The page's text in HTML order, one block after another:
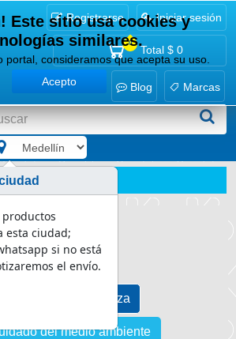
Registrarse Iniciar sesión
0
Total $ 0
Blog Marcas
en limpieza
Asesoría en limpieza
del medio ambiente
Este sitio usa cookies y
similares.
portal, consideramos que acepta su uso.
Acepto
esta ciudad;
si no está
el envío.